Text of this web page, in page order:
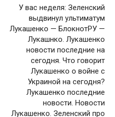
У вас неделя: Зеленский
выдвинул ультиматум
Лукашенко — БлокнотРУ —
Лукашнко. Лукашенко
новости последние на
сегодня. Что говорит
Лукашенко о войне с
Украиной на сегодня?
Лукашенко последние
новости. Новости
Лукашенко. Зеленский про